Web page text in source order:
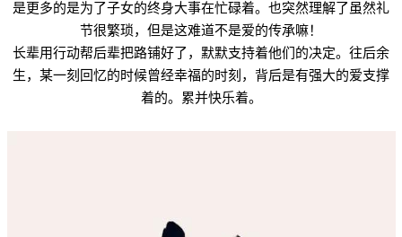
是更多的是为了子女的终身大事在忙碌着。也突然理解了虽然礼
节很繁琐，但是这难道不是爱的传承嘛！
长辈用行动帮后辈把路铺好了，默默支持着他们的决定。往后余
生，某一刻回忆的时候曾经幸福的时刻，背后是有强大的爱支撑
着的。累并快乐着。